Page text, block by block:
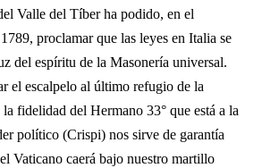
Valle del Tíber ha podido, en el
proclamar que las leyes en Italia se
del espíritu de la Masonería universal.
el escalpelo al último refugio de la
fidelidad del Hermano 33° que está a la
político (Crispi) nos sirve de garantía
Vaticano caerá bajo nuestro martillo